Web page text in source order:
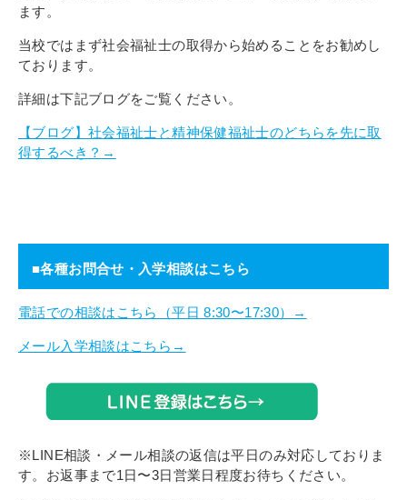
ます。
当校ではまず社会福祉士の取得から始めることをお勧めし
ております。
詳細は下記ブログをご覧ください。
【ブログ】社会福祉士と精神保健福祉士のどちらを先に取
得するべき？→
■各種お問合せ・入学相談はこちら
電話での相談はこちら（平日 8:30〜17:30）→
メール入学相談はこちら→
※LINE相談・メール相談の返信は平日のみ対応しておりま
す。お返事まで1日〜3日営業日程度お待ちください。